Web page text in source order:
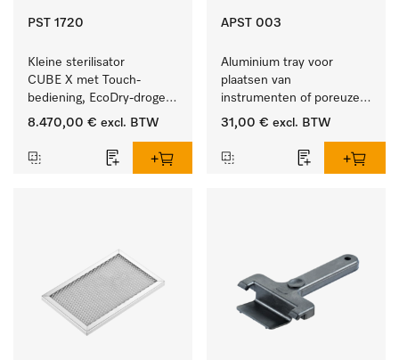
PST 1720
Kleine sterilisator
CUBE X met Touch-
bediening, EcoDry-drogen
en instrumentcapaciteit
8.470,00 € excl. BTW
APST 003
Aluminium tray voor
plaatsen van
instrumenten of poreuze
goederen, klein.
31,00 € excl. BTW